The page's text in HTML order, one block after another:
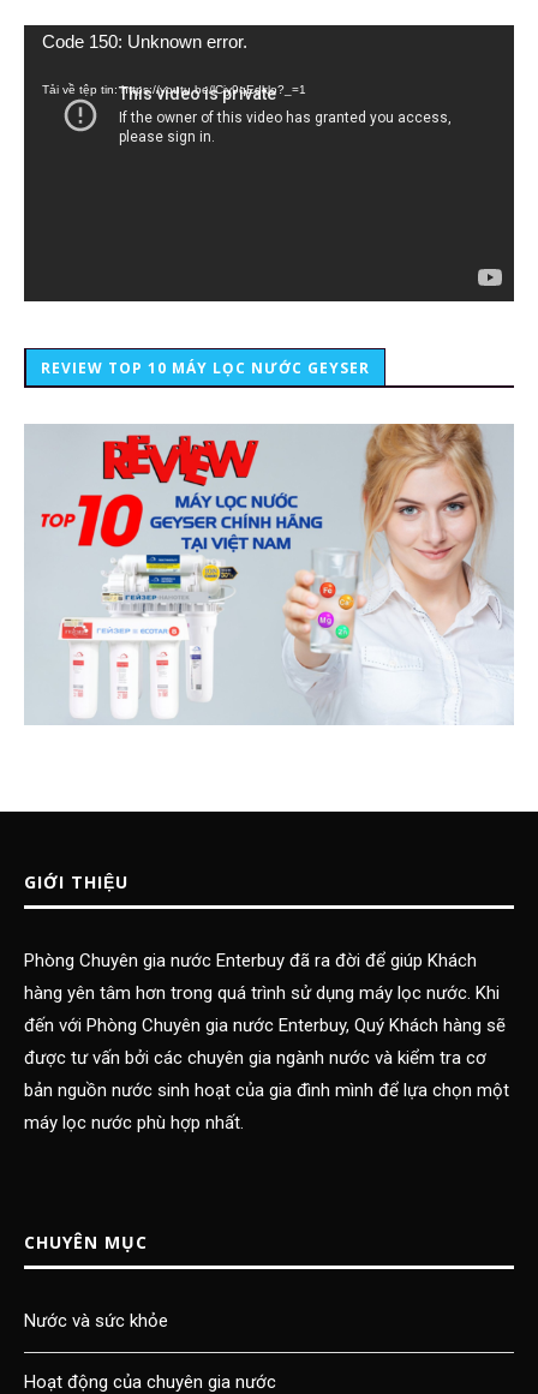
Trình
Code 150: Unknown error.
Tải về tệp tin: https://youtu.be/lCiy9qEdklo?_=1
REVIEW TOP 10 MÁY LỌC NƯỚC GEYSER
GIỚI THIỆU
Phòng Chuyên gia nước Enterbuy đã ra đời để giúp Khách
hàng yên tâm hơn trong quá trình sử dụng máy lọc nước. Khi
đến với Phòng Chuyên gia nước Enterbuy, Quý Khách hàng sẽ
được tư vấn bởi các chuyên gia ngành nước và kiểm tra cơ
bản nguồn nước sinh hoạt của gia đình mình để lựa chọn một
máy lọc nước phù hợp nhất.
CHUYÊN MỤC
Nước và sức khỏe
Hoạt động của chuyên gia nước